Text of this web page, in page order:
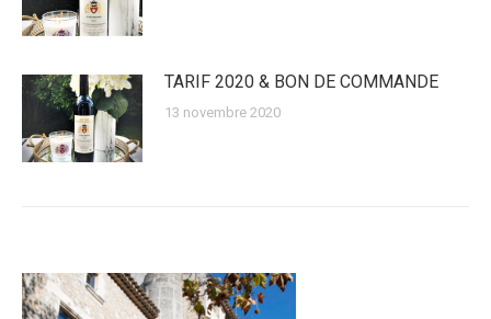
TARIF 2020 & BON DE COMMANDE
13 novembre 2020